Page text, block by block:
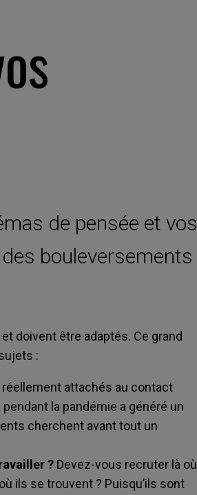
de pensée et vos
bouleversements
doivent être adaptés. Ce grand
:
attachés au contact
la pandémie a généré un
cherchent avant tout un
?Devez-vous recruter là où
ils se trouvent ? Puisqu’ils sont